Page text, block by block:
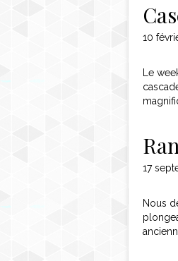
10
Le
17
Nous